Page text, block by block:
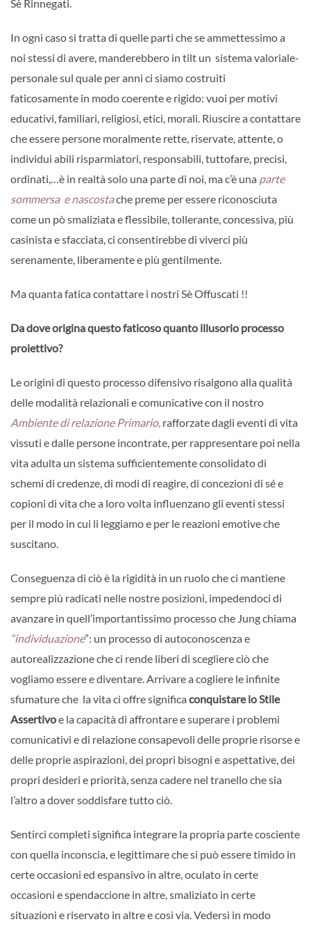
Sè Rinnegati.
In ogni caso si tratta di quelle parti che se ammettessimo a
noi stessi di avere, manderebbero in tilt un sistema valoriale-
personale sul quale per anni ci siamo costruiti
faticosamente in modo coerente e rigido: vuoi per motivi
educativi, familiari, religiosi, etici, morali. Riuscire a contattare
che essere persone moralmente rette, riservate, attente, o
individui abili risparmiatori, responsabili, tuttofare, precisi,
ordinati,…è in realtà solo una parte di noi, ma c’è una parte
sommersa e nascostache preme per essere riconosciuta
come un pò smaliziata e flessibile, tollerante, concessiva, più
casinista e sfacciata, ci consentirebbe di viverci più
serenamente, liberamente e più gentilmente.
Ma quanta fatica contattare i nostri Sè Offuscati !!
Da dove origina questo faticoso quanto illusorio processo
proiettivo?
Le origini di questo processo difensivo risalgono alla qualità
delle modalità relazionali e comunicative con il nostro
Ambiente di relazione Primario, rafforzate dagli eventi di vita
vissuti e dalle persone incontrate, per rappresentare poi nella
vita adulta un sistema sufficientemente consolidato di
schemi di credenze, di modi di reagire, di concezioni di sé e
copioni di vita che a loro volta influenzano gli eventi stessi
per il modo in cui li leggiamo e per le reazioni emotive che
suscitano.
Conseguenza di ciò è la rigidità in un ruolo che ci mantiene
sempre più radicati nelle nostre posizioni, impedendoci di
avanzare in quell’importantissimo processo che Jung chiama
“individuazione”: un processo di autoconoscenza e
autorealizzazione che ci rende liberi di scegliere ciò che
vogliamo essere e diventare. Arrivare a cogliere le infinite
sfumature che la vita ci offre significa conquistare lo Stile
Assertivoe la capacità di affrontare e superare i problemi
comunicativi e di relazione consapevoli delle proprie risorse e
delle proprie aspirazioni, dei propri bisogni e aspettative, dei
propri desideri e priorità, senza cadere nel tranello che sia
l’altro a dover soddisfare tutto ciò.
Sentirci completi significa integrare la propria parte cosciente
con quella inconscia, e legittimare che si può essere timido in
certe occasioni ed espansivo in altre, oculato in certe
occasioni e spendaccione in altre, smaliziato in certe
situazioni e riservato in altre e così via. Vedersi in modo